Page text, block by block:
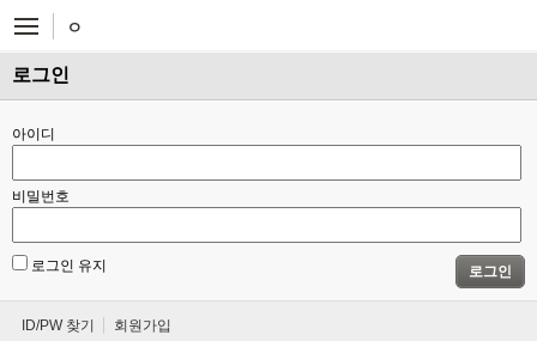
ㅇ
로그인
아이디
비밀번호
로그인 유지 로그인
ID/PW 찾기 회원가입